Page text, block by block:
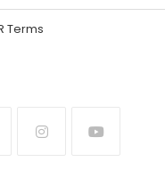
Terms